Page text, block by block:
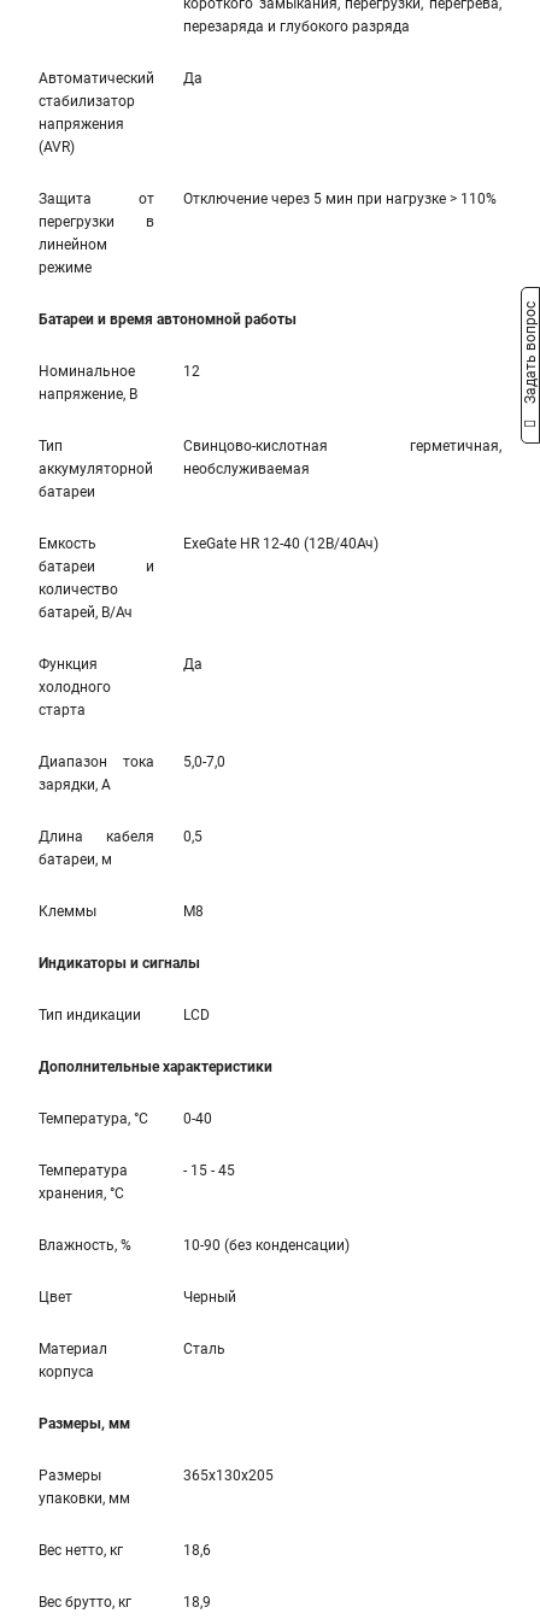
короткого замыкания, перегрузки, перегрева,
перезаряда и глубокого разряда
Автоматический
стабилизатор
напряжения
(AVR)
Да
Защита от
перегрузки в
линейном
режиме
Отключение через 5 мин при нагрузке > 110%
Батареи и время автономной работы
Номинальное
напряжение, В
12
Тип
аккумуляторной
батареи
Свинцово-кислотная герметичная,
необслуживаемая
Емкость
батареи и
количество
батарей, В/Ач
ExeGate HR 12-40 (12В/40Ач)
Функция
холодного
старта
Да
Диапазон тока
зарядки, А
5,0-7,0
Длина кабеля
батареи, м
0,5
Клеммы M8
Индикаторы и сигналы
Тип индикации LCD
Дополнительные характеристики
Температура, °С 0-40
Температура
хранения, °С
- 15 - 45
Влажность, % 10-90 (без конденсации)
Цвет Черный
Материал
корпуса
Сталь
Размеры, мм
Размеры
упаковки, мм
365x130x205
Вес нетто, кг 18,6
Вес брутто, кг 18,9
Задать вопрос